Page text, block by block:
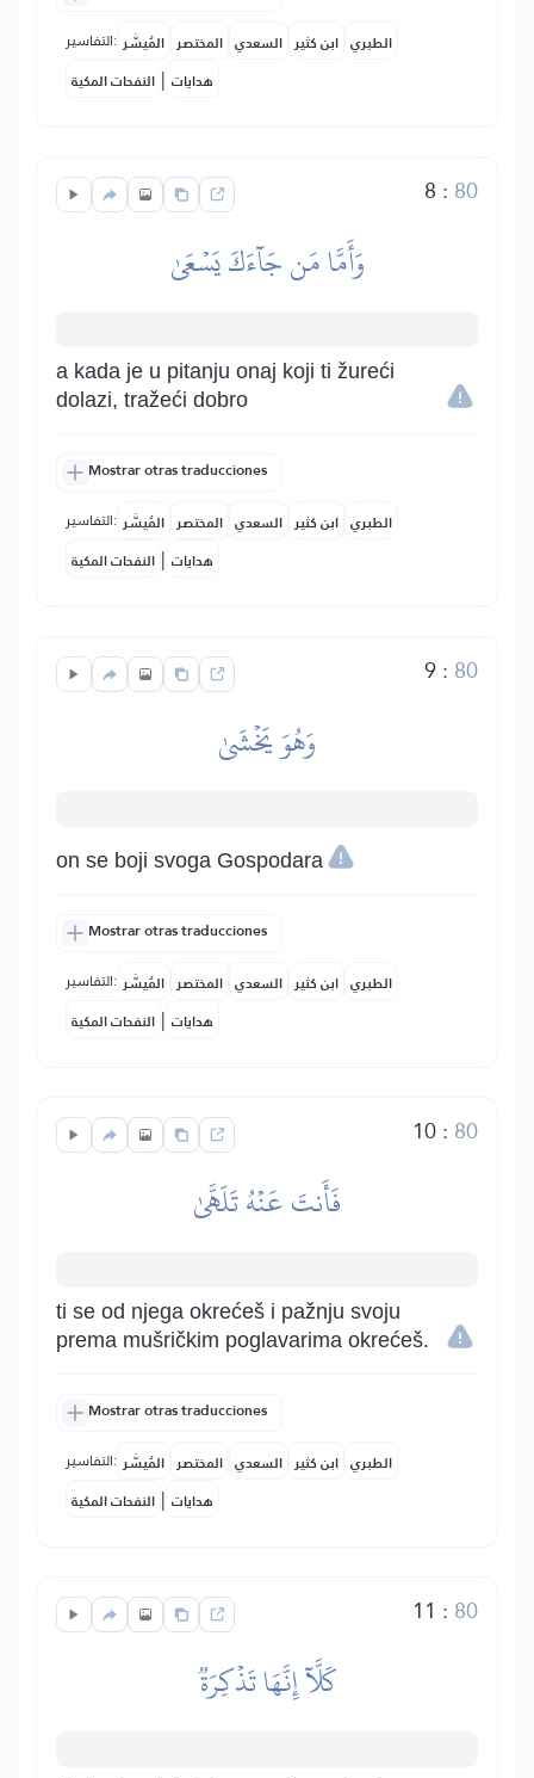
التفاسير: المُيسَّر المختصر السعدي ابن كثير الطبري
النفحات المكية | هدايات
8 : 80
وَأَمَّا مَن جَآءَكَ يَسۡعَىٰ
a kada je u pitanju onaj koji ti žureći
dolazi, tražeći dobro
Mostrar otras traducciones
التفاسير: المُيسَّر المختصر السعدي ابن كثير الطبري
النفحات المكية | هدايات
9: 80
وَهُوَ يَخۡشَىٰ
on se boji svoga Gospodara
Mostrar otras traducciones
التفاسير: المُيسَّر المختصر السعدي ابن كثير الطبري
النفحات المكية | هدايات
10: 80
فَأَنتَ عَنۡهُ تَلَهَّىٰ
ti se od njega okrećeš i pažnju svoju
prema mušričkim poglavarima okrećeš.
Mostrar otras traducciones
التفاسير: المُيسَّر المختصر السعدي ابن كثير الطبري
النفحات المكية | هدايات
11 : 80
كَلَّآ إِنَّهَا تَذۡكِرَةٞ